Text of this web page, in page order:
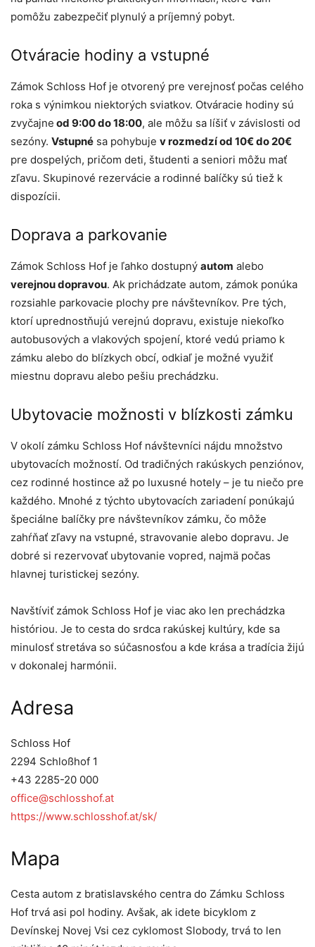
pomôžu zabezpečiť plynulý a príjemný pobyt.
Otváracie hodiny a vstupné
Zámok Schloss Hof je otvorený pre verejnosť počas celého
roka s výnimkou niektorých sviatkov. Otváracie hodiny sú
zvyčajne od 9:00 do 18:00, ale môžu sa líšiť v závislosti od
sezóny. Vstupné sa pohybuje v rozmedzí od 10€ do 20€
pre dospelých, pričom deti, študenti a seniori môžu mať
zľavu. Skupinové rezervácie a rodinné balíčky sú tiež k
dispozícii.
Doprava a parkovanie
Zámok Schloss Hof je ľahko dostupný autom alebo
verejnou dopravou. Ak prichádzate autom, zámok ponúka
rozsiahle parkovacie plochy pre návštevníkov. Pre tých,
ktorí uprednostňujú verejnú dopravu, existuje niekoľko
autobusových a vlakových spojení, ktoré vedú priamo k
zámku alebo do blízkych obcí, odkiaľ je možné využiť
miestnu dopravu alebo pešiu prechádzku.
Ubytovacie možnosti v blízkosti zámku
V okolí zámku Schloss Hof návštevníci nájdu množstvo
ubytovacích možností. Od tradičných rakúskych penziónov,
cez rodinné hostince až po luxusné hotely – je tu niečo pre
každého. Mnohé z týchto ubytovacích zariadení ponúkajú
špeciálne balíčky pre návštevníkov zámku, čo môže
zahŕňať zľavy na vstupné, stravovanie alebo dopravu. Je
dobré si rezervovať ubytovanie vopred, najmä počas
hlavnej turistickej sezóny.
Navštíviť zámok Schloss Hof je viac ako len prechádzka
históriou. Je to cesta do srdca rakúskej kultúry, kde sa
minulosť stretáva so súčasnosťou a kde krása a tradícia žijú
v dokonalej harmónii.
Adresa
Schloss Hof
2294 Schloßhof 1
+43 2285-20 000
office@schlosshof.at
https://www.schlosshof.at/sk/
Mapa
Cesta autom z bratislavského centra do Zámku Schloss
Hof trvá asi pol hodiny. Avšak, ak idete bicyklom z
Devínskej Novej Vsi cez cyklomost Slobody, trvá to len